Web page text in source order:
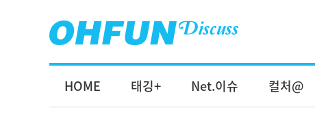
HOME 태깅+ Net.이슈 컬처@